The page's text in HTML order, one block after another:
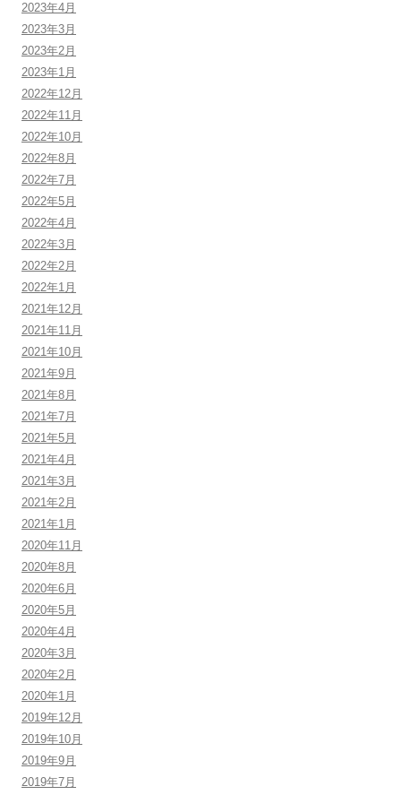
2023年4月
2023年3月
2023年2月
2023年1月
2022年12月
2022年11月
2022年10月
2022年8月
2022年7月
2022年5月
2022年4月
2022年3月
2022年2月
2022年1月
2021年12月
2021年11月
2021年10月
2021年9月
2021年8月
2021年7月
2021年5月
2021年4月
2021年3月
2021年2月
2021年1月
2020年11月
2020年8月
2020年6月
2020年5月
2020年4月
2020年3月
2020年2月
2020年1月
2019年12月
2019年10月
2019年9月
2019年7月